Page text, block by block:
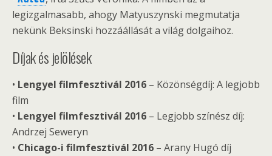
legizgalmasabb, ahogy Matyuszynski megmutatja
nekünk Beksinski hozzáállását a világ dolgaihoz.
Díjak és jelölések
• Lengyel filmfesztivál 2016 – Közönségdíj: A legjobb
film
• Lengyel filmfesztivál 2016 – Legjobb színész díj:
Andrzej Seweryn
• Chicago-i filmfesztivál 2016 – Arany Hugó díj